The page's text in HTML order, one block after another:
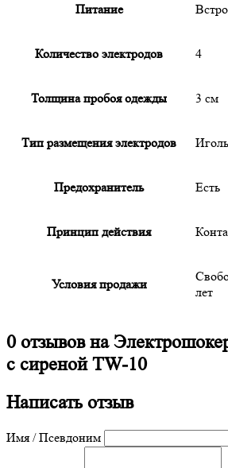
Питание
Количество электродов 4
Толщина пробоя одежды 3 см
Тип размещения электродов
Предохранитель Есть
Принцип действия
Условия продажи
лет
0 отзывов на
с сиреной TW-10
Написать отзыв
Имя / Псевдоним